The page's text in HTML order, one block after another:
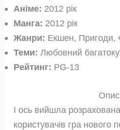
Аніме: 2012 рік
Манга: 2012 рік
Жанри: Екшен, Пригоди,
Теми:Любовний
Рейтинг: PG-13
Опис
І ось вийшла
користувачів гра нового